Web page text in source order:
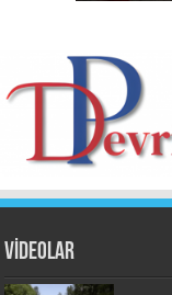
VİDEOLAR